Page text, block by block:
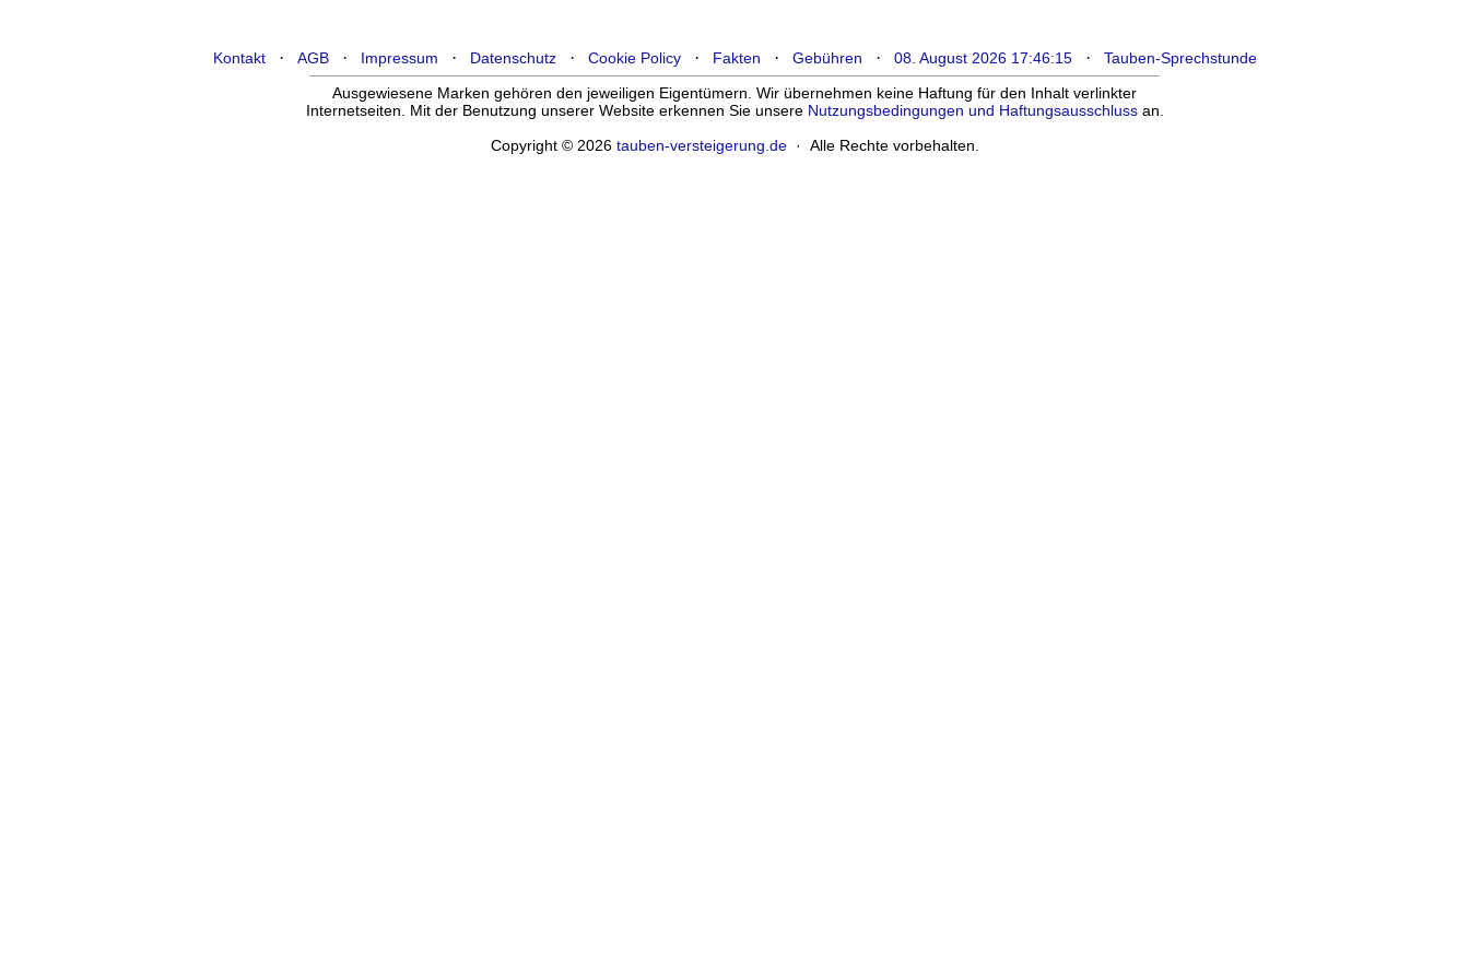
Kontakt· AGB· Impressum · Datenschutz· Cookie Policy· Fakten · Gebühren · 08. August 2026 17:46:15· Tauben-Sprechstunde
Ausgewiesene Marken gehören den jeweiligen Eigentümern. Wir übernehmen keine Haftung für den Inhalt verlinkter
Internetseiten. Mit der Benutzung unserer Website erkennen Sie unsere Nutzungsbedingungen und Haftungsausschlussan.
Copyright © 2026 tauben-versteigerung.de· Alle Rechte vorbehalten.